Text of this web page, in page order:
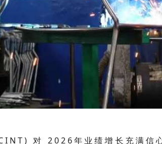
对 2026年业绩增长充满信